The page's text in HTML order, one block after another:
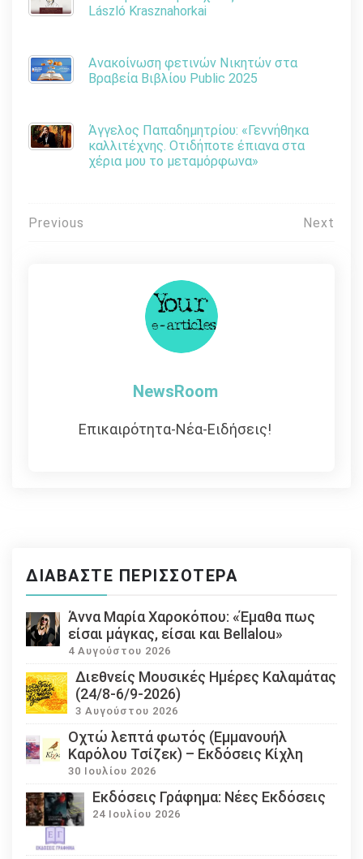
László Krasznahorkai
Ανακοίνωση φετινών Νικητών στα
Βραβεία Βιβλίου Public 2025
Άγγελος Παπαδημητρίου: «Γεννήθηκα
καλλιτέχνης. Οτιδήποτε έπιανα στα
χέρια μου το μεταμόρφωνα»
Πλοήγηση
Previous Next
NewsRoom
Επικαιρότητα-Νέα-Ειδήσεις!
ΔΙΑΒΆΣΤΕ ΠΕΡΙΣΣΌΤΕΡΑ
Άννα Μαρία Χαροκόπου: «Έμαθα πως
είσαι μάγκας, είσαι και Bellalou»
4 Αυγούστου 2026
Διεθνείς Μουσικές Ημέρες Καλαμάτας
(24/8-6/9-2026)
3 Αυγούστου 2026
Οχτώ λεπτά φωτός (Εμμανουήλ
Καρόλου Τσίζεκ) – Εκδόσεις Κίχλη
30 Ιουλίου 2026
Εκδόσεις Γράφημα: Νέες Εκδόσεις
24 Ιουλίου 2026